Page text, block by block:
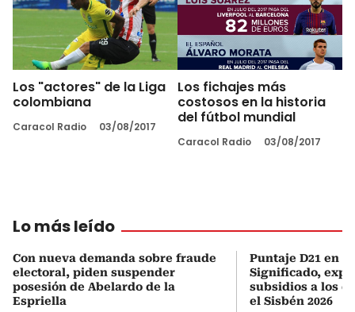
Los "actores" de la Liga
colombiana
Caracol Radio 03/08/2017
Los fichajes más
costosos en la historia
del fútbol mundial
Caracol Radio 03/08/2017
Lo más leído
Con nueva demanda sobre fraude
electoral, piden suspender
posesión de Abelardo de la
Espriella
Puntaje D21 en
Significado,
subsidios a los
el Sisbén 2026